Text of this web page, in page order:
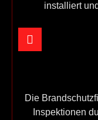
installiert
Die
Inspektionen